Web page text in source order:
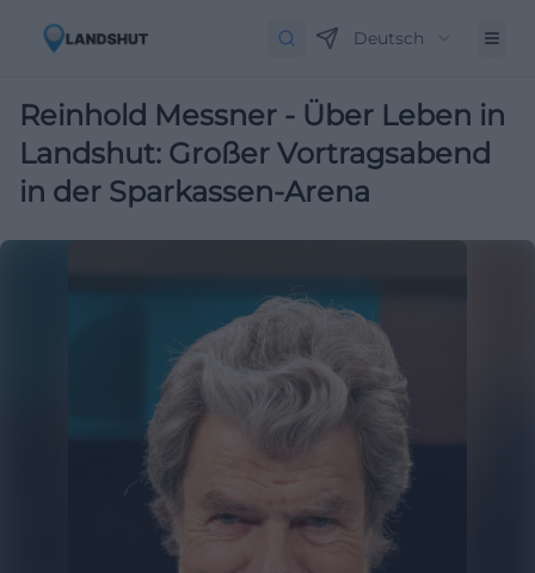
Deutsch
Reinhold Messner - Über Leben in
Landshut: Großer Vortragsabend
in der Sparkassen-Arena